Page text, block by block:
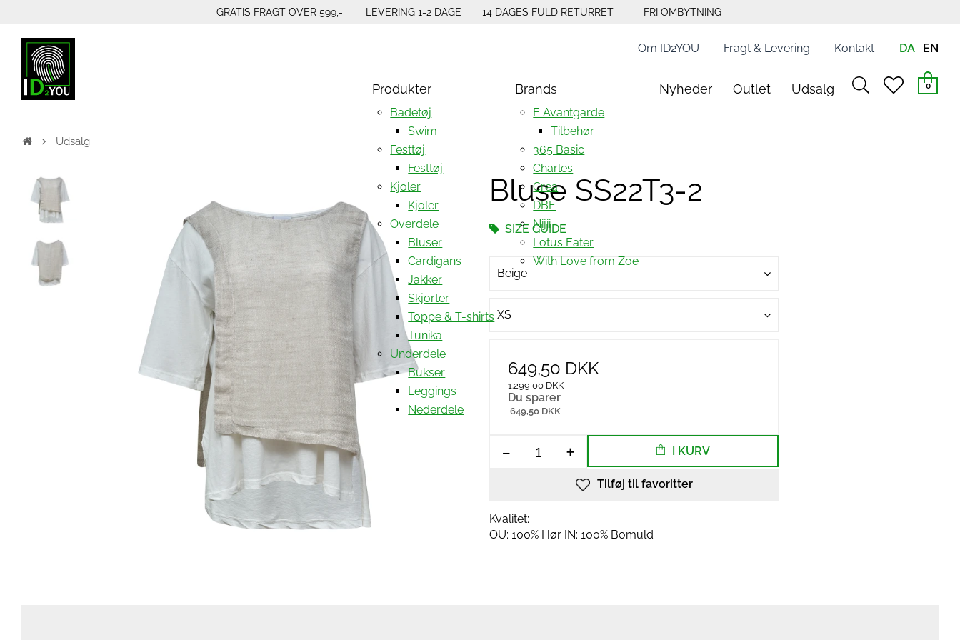
GRATIS FRAGT OVER 599,- LEVERING 1-2 DAGE 14 DAGES FULD RETURRET FRI OMBYTNING
Produkter
Badetøj
Swim
Festtøj
Festtøj
Kjoler
Kjoler
Overdele
Bluser
Cardigans
Jakker
Skjorter
Toppe & T-shirts
Tunika
Underdele
Bukser
Leggings
Nederdele
Brands
E Avantgarde
Tilbehør
365 Basic
Charles
Crea
DBE
Nijii
Lotus Eater
With Love from Zoe
Nyheder Outlet Udsalg
searchheart
0
Om ID2YOU Fragt & Levering Kontakt DA EN
Udsalg
Bluse SS22T3-2
SIZE GUIDE
Beige
XS
649,50 DKK
1.299,00 DKK
Du sparer
649,50 DKK
- + I KURV
Tilføj til favoritter
Kvalitet:
OU: 100% Hør IN: 100% Bomuld